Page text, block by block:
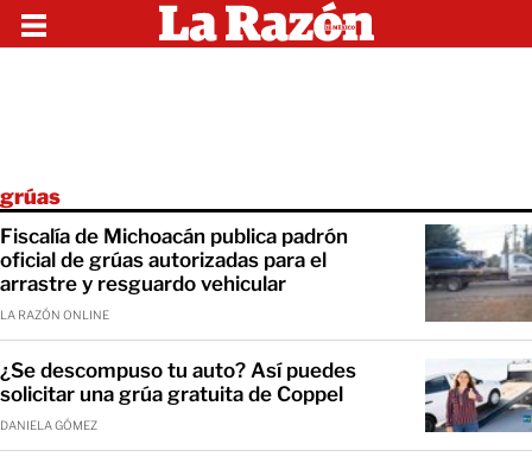
grúas
Fiscalía de Michoacán publica padrón
oficial de grúas autorizadas para el
arrastre y resguardo vehicular
LA RAZÓN ONLINE
¿Se descompuso tu auto? Así puedes
solicitar una grúa gratuita de Coppel
DANIELA GÓMEZ